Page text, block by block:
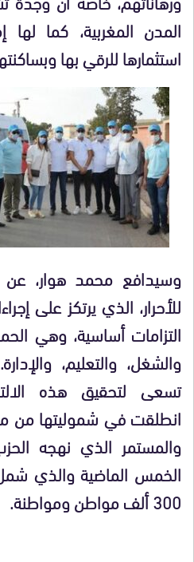
المدن المغربية، كما
استثمارها للرقي بها
وسيدافع محمد هوار، عن
التزامات أساسية، وهي
والشغل، والتعليم،
تسعى لتحقيق هذه
انطلقت في شموليتها من
والمستمر الذي نهجه
الخمس الماضية والذي
300 ألف مواطن ومواطنة.